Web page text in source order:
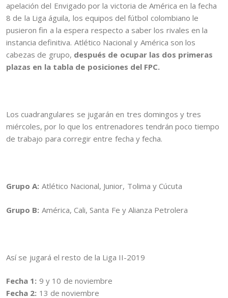
apelación del Envigado por la victoria de América en la fecha
8 de la Liga águila, los equipos del fútbol colombiano le
pusieron fin a la espera respecto a saber los rivales en la
instancia definitiva. Atlético Nacional y América son los
cabezas de grupo, después de ocupar las dos primeras
plazas en la tabla de posiciones del FPC.
Los cuadrangulares se jugarán en tres domingos y tres
miércoles, por lo que los entrenadores tendrán poco tiempo
de trabajo para corregir entre fecha y fecha.
Grupo A: Atlético Nacional, Junior, Tolima y Cúcuta
Grupo B: América, Cali, Santa Fe y Alianza Petrolera
Así se jugará el resto de la Liga II-2019
Fecha 1: 9 y 10 de noviembre
Fecha 2: 13 de noviembre